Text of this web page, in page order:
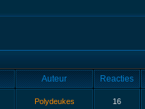
Auteur Reacties
Polydeukes 16